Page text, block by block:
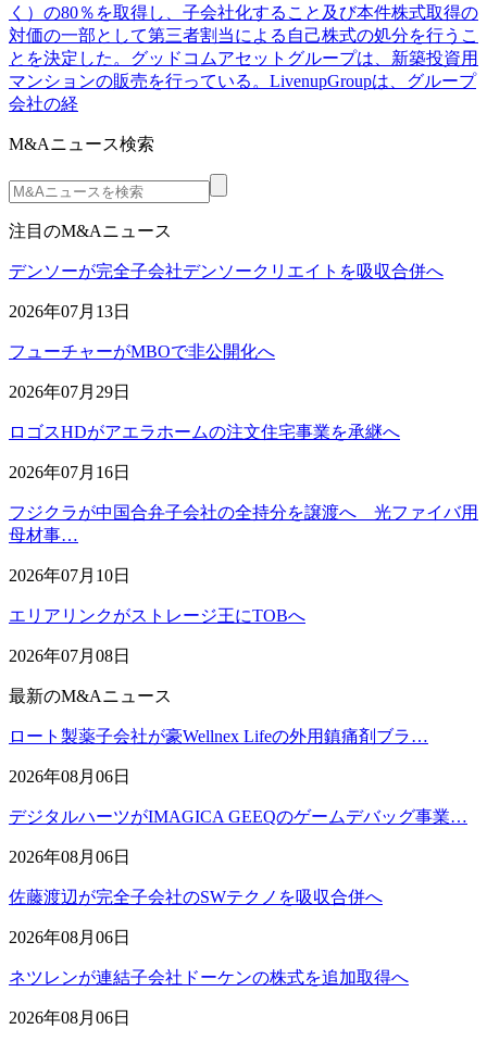
く）の80％を取得し、子会社化すること及び本件株式取得の
対価の一部として第三者割当による自己株式の処分を行うこ
とを決定した。グッドコムアセットグループは、新築投資用
マンションの販売を行っている。LivenupGroupは、グループ
会社の経
M&Aニュース検索
注目のM&Aニュース
デンソーが完全子会社デンソークリエイトを吸収合併へ
2026年07月13日
フューチャーがMBOで非公開化へ
2026年07月29日
ロゴスHDがアエラホームの注文住宅事業を承継へ
2026年07月16日
フジクラが中国合弁子会社の全持分を譲渡へ 光ファイバ用
母材事…
2026年07月10日
エリアリンクがストレージ王にTOBへ
2026年07月08日
最新のM&Aニュース
ロート製薬子会社が豪Wellnex Lifeの外用鎮痛剤ブラ…
2026年08月06日
デジタルハーツがIMAGICA GEEQのゲームデバッグ事業…
2026年08月06日
佐藤渡辺が完全子会社のSWテクノを吸収合併へ
2026年08月06日
ネツレンが連結子会社ドーケンの株式を追加取得へ
2026年08月06日